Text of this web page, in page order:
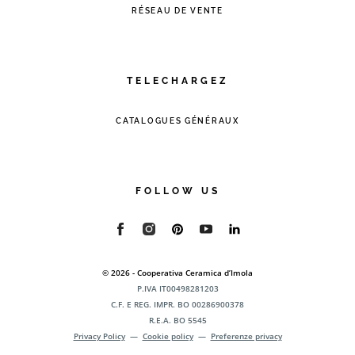
RÉSEAU DE VENTE
TELECHARGEZ
CATALOGUES GÉNÉRAUX
FOLLOW US
© 2026 - Cooperativa Ceramica d’Imola
P.IVA IT00498281203
C.F. E REG. IMPR. BO 00286900378
R.E.A. BO 5545
Privacy Policy— Cookie policy— Preferenze privacy